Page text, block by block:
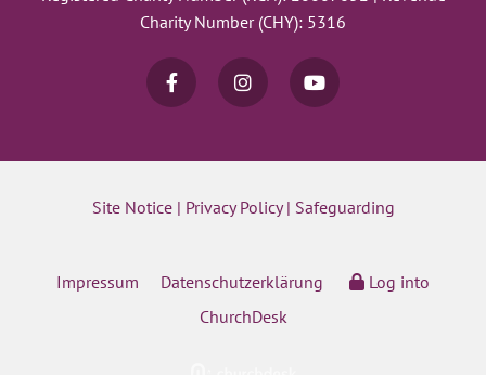
Charity Number (CHY): 5316
Site Notice| Privacy Policy| Safeguarding
Impressum Datenschutzerklärung
Log into
ChurchDesk